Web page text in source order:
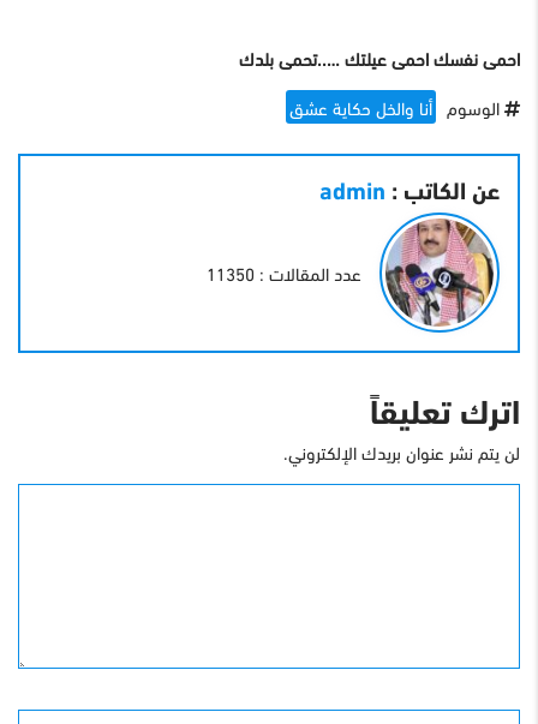
احمى نفسك احمى عيلتك …..تحمى بلدك
الوسوم أنا والخل حكاية عشق
عن الكاتب : admin
عدد المقالات : 11350
اترك تعليقاً
لن يتم نشر عنوان بريدك الإلكتروني.